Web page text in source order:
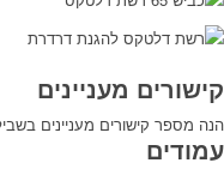
קישורים מעניינים
הנה מספר קישורים מעניינים
עמודים